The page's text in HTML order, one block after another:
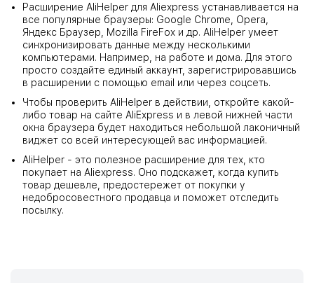
Расширение AliHelper для Aliexpress устанавливается на
все популярные браузеры: Google Chrome, Opera,
Яндекс Браузер, Mozilla FireFox и др. AliHelper умеет
синхронизировать данные между несколькими
компьютерами. Например, на работе и дома. Для этого
просто создайте единый аккаунт, зарегистрировавшись
в расширении с помощью email или через соцсеть.
Чтобы проверить AliHelper в действии, откройте какой-
либо товар на сайте AliExpress и в левой нижней части
окна браузера будет находиться небольшой лаконичный
виджет со всей интересующей вас информацией.
AliHelper - это полезное расширение для тех, кто
покупает на Aliexpress. Оно подскажет, когда купить
товар дешевле, предостережет от покупки у
недобросовестного продавца и поможет отследить
посылку.